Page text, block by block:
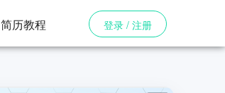
简历教程 登录 / 注册